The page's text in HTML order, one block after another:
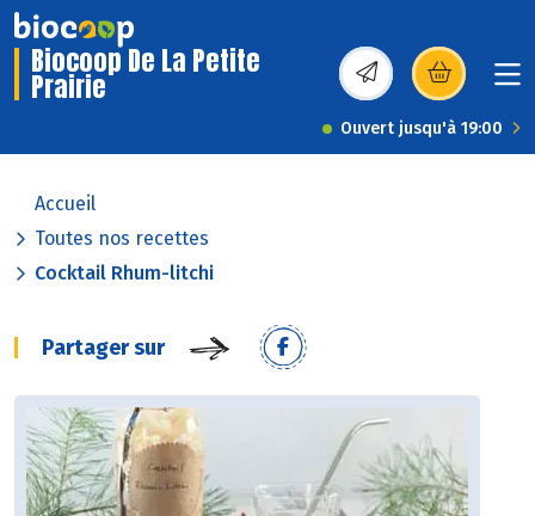
Biocoop De La Petite
Prairie (s’ouvre dans une
Ouvert jusqu'à 19:00
Accueil
Toutes nos recettes
Cocktail Rhum-litchi
Partager sur